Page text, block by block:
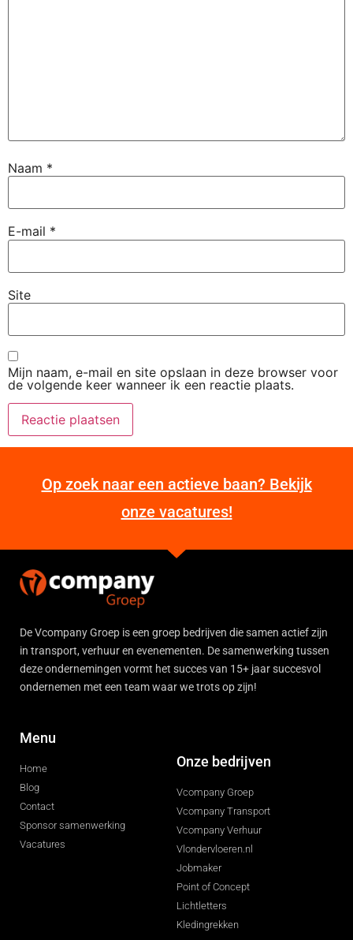
Naam *
E-mail *
Site
Mijn naam, e-mail en site opslaan in deze browser voor
de volgende keer wanneer ik een reactie plaats.
Op zoek naar een actieve baan? Bekijk
onze vacatures!
De Vcompany Groep is een groep bedrijven die samen actief zijn
in transport, verhuur en evenementen. De samenwerking tussen
deze ondernemingen vormt het succes van 15+ jaar succesvol
ondernemen met een team waar we trots op zijn!
Menu
Home
Blog
Contact
Sponsor samenwerking
Vacatures
Onze bedrijven
Vcompany Groep
Vcompany Transport
Vcompany Verhuur
Vlondervloeren.nl
Jobmaker
Point of Concept
Lichtletters
Kledingrekken